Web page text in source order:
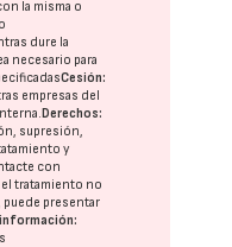
la misma o
dure la
necesario para
Cesión:
empresas del
Derechos:
supresión,
y
con
tratamiento no
puede presentar